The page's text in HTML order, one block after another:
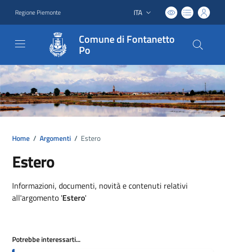
Regione Piemonte Lingua attiva:
ITA
Comune di Fontanetto
Po
Home / Argomenti / Estero
Estero
Dettagli argomento
Informazioni, documenti, novità e contenuti relativi
all'argomento 'Estero'
Potrebbe interessarti...